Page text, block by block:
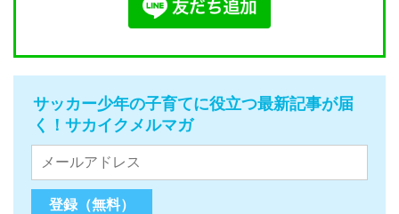
サッカー少年の子育てに役立つ最新記事が届
く！サカイクメルマガ